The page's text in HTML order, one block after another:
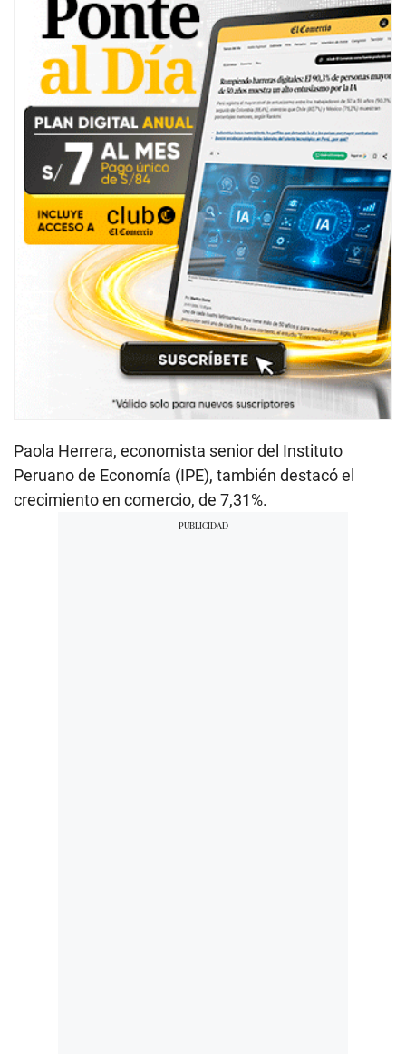
Paola Herrera, economista senior del Instituto
Peruano de Economía (IPE), también destacó el
crecimiento en comercio, de 7,31%.